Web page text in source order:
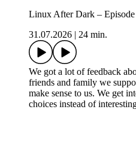
Linux After Dark –
31.07.2026
24 min.
We got a lot of feedback
friends and family we
make sense to us. We get
choices instead of